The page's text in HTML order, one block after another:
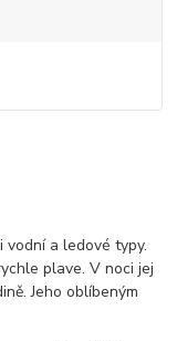
vodní a ledové typy.
plave. V noci jej
Jeho oblíbeným